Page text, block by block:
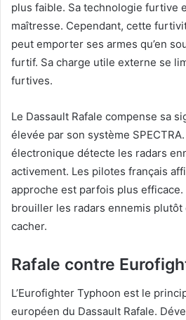
plus faible. Sa technologie furtive
maîtresse. Cependant, cette
peut emporter ses armes qu’en
furtif. Sa charge utile externe se
furtives.
Le Dassault Rafale compense sa
élevée par son système
électronique détecte les radars
activement. Les pilotes français
approche est parfois plus
brouiller les radars ennemis plutôt
cacher.
Rafale contre
L’Eurofighter Typhoon est le
européen du Dassault Rafale.